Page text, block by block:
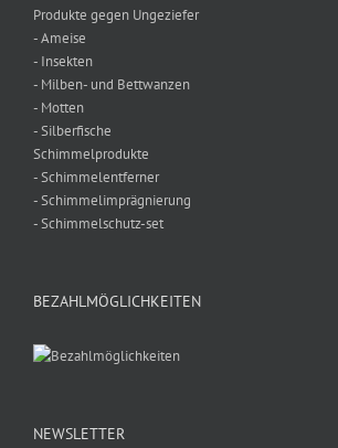
Produkte gegen Ungeziefer
- Ameise
- Insekten
- Milben- und Bettwanzen
- Motten
- Silberfische
Schimmelprodukte
- Schimmelentferner
- Schimmelimprägnierung
- Schimmelschutz-set
BEZAHLMÖGLICHKEITEN
NEWSLETTER